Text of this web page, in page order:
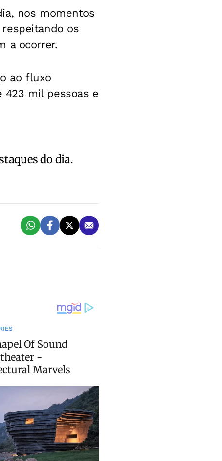
nos momentos
os
a ocorrer.
ao fluxo
423 mil pessoas e
do dia.